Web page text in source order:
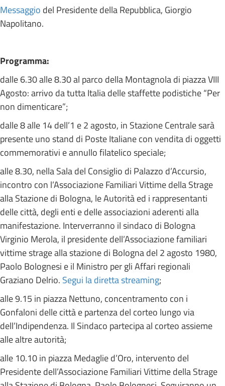
Messaggio del Presidente della Repubblica, Giorgio
Napolitano.
Programma:
dalle 6.30 alle 8.30 al parco della Montagnola di piazza VIII
Agosto: arrivo da tutta Italia delle staffette podistiche “Per
non dimenticare”;
dalle 8 alle 14 dell’1 e 2 agosto, in Stazione Centrale sarà
presente uno stand di Poste Italiane con vendita di oggetti
commemorativi e annullo filatelico speciale;
alle 8.30, nella Sala del Consiglio di Palazzo d’Accursio,
incontro con l’Associazione Familiari Vittime della Strage
alla Stazione di Bologna, le Autorità ed i rappresentanti
delle città, degli enti e delle associazioni aderenti alla
manifestazione. Interverranno il sindaco di Bologna
Virginio Merola, il presidente dell’Associazione familiari
vittime strage alla stazione di Bologna del 2 agosto 1980,
Paolo Bolognesi e il Ministro per gli Affari regionali
Graziano Delrio. Segui la diretta streaming;
alle 9.15 in piazza Nettuno, concentramento con i
Gonfaloni delle città e partenza del corteo lungo via
dell’Indipendenza. Il Sindaco partecipa al corteo assieme
alle altre autorità;
alle 10.10 in piazza Medaglie d’Oro, intervento del
Presidente dell’Associazione Familiari Vittime della Strage